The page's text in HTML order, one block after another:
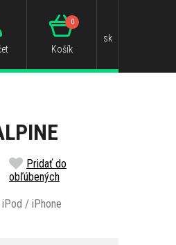
Košík
0
sk
Pridať do
obľúbených
/ iPhone